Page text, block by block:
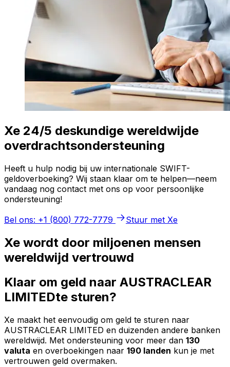
Xe 24/5 deskundige wereldwijde
overdrachtsondersteuning
Heeft u hulp nodig bij uw internationale SWIFT-
geldoverboeking? Wij staan klaar om te helpen—neem
vandaag nog contact met ons op voor persoonlijke
ondersteuning!
Bel ons: +1 (800) 772-7779
Stuur met Xe
Xe wordt door miljoenen mensen
wereldwijd vertrouwd
Klaar om geld naar AUSTRACLEAR
LIMITEDte sturen?
Xe maakt het eenvoudig om geld te sturen naar
AUSTRACLEAR LIMITED en duizenden andere banken
wereldwijd. Met ondersteuning voor meer dan 130
valuta en overboekingen naar 190 landen kun je met
vertrouwen geld overmaken.